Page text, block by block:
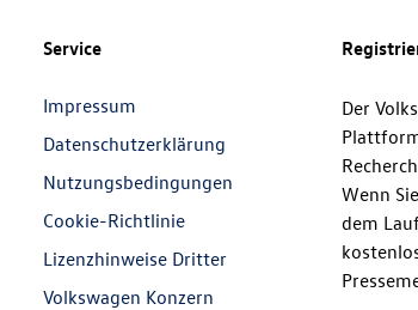
Service
Impressum
Datenschutzerklärung
Nutzungsbedingungen
Cookie-Richtlinie
Lizenzhinweise Dritter
Volkswagen Konzern
Der
Wenn
dem